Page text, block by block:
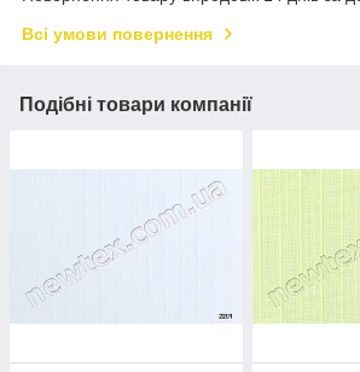
Всі умови повернення
Подібні товари компанії